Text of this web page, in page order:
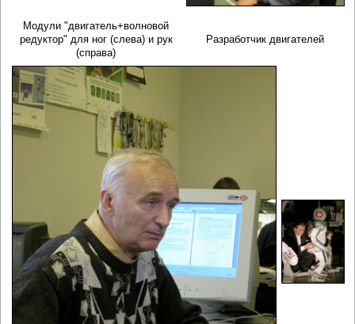
Модули "двигатель+волновой
редуктор" для ног (слева) и рук
(справа)
Разработчик двигателей